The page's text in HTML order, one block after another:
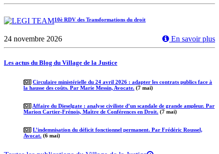
10è RDV des Transformations du droit
24 novembre 2026 En savoir plus
Les actus du Blog du Village de la Justice
Circulaire ministérielle du 24 avril 2026 : adapter les contrats publics face à
la hausse des coûts. Par Marie Messin, Avocate. (7 mai)
Affaire du Dieselgate : analyse civiliste d’un scandale de grande ampleur. Par
Marion Cartier-Frénois, Maître de Conférences en Droit. (7 mai)
L’indemnisation du déficit fonctionnel permanent. Par Frédéric Roussel,
Avocat. (6 mai)